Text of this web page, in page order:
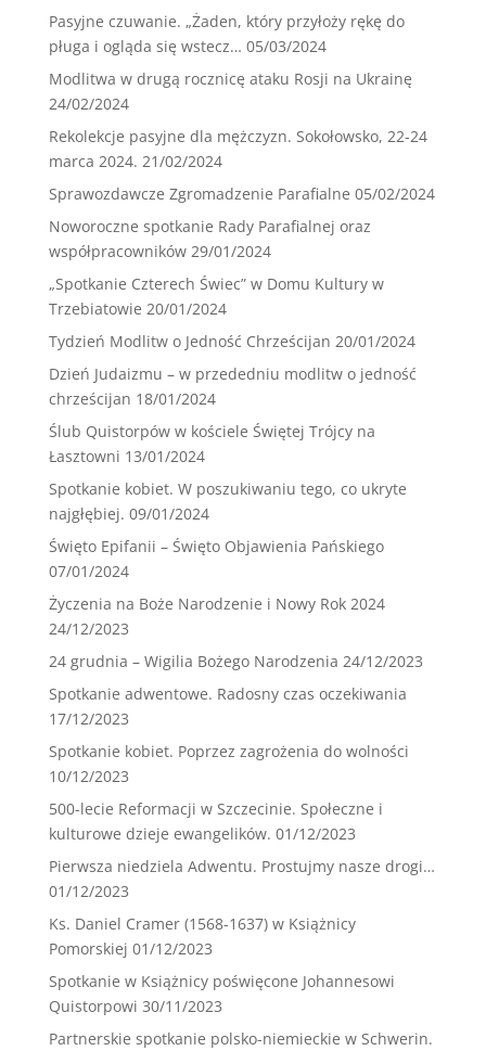
Pasyjne czuwanie. „Żaden, który przyłoży rękę do
pługa i ogląda się wstecz… 05/03/2024
Modlitwa w drugą rocznicę ataku Rosji na Ukrainę
24/02/2024
Rekolekcje pasyjne dla mężczyzn. Sokołowsko, 22-24
marca 2024. 21/02/2024
Sprawozdawcze Zgromadzenie Parafialne 05/02/2024
Noworoczne spotkanie Rady Parafialnej oraz
współpracowników 29/01/2024
„Spotkanie Czterech Świec” w Domu Kultury w
Trzebiatowie 20/01/2024
Tydzień Modlitw o Jedność Chrześcijan 20/01/2024
Dzień Judaizmu – w przededniu modlitw o jedność
chrześcijan 18/01/2024
Ślub Quistorpów w kościele Świętej Trójcy na
Łasztowni 13/01/2024
Spotkanie kobiet. W poszukiwaniu tego, co ukryte
najgłębiej. 09/01/2024
Święto Epifanii – Święto Objawienia Pańskiego
07/01/2024
Życzenia na Boże Narodzenie i Nowy Rok 2024
24/12/2023
24 grudnia – Wigilia Bożego Narodzenia 24/12/2023
Spotkanie adwentowe. Radosny czas oczekiwania
17/12/2023
Spotkanie kobiet. Poprzez zagrożenia do wolności
10/12/2023
500-lecie Reformacji w Szczecinie. Społeczne i
kulturowe dzieje ewangelików. 01/12/2023
Pierwsza niedziela Adwentu. Prostujmy nasze drogi…
01/12/2023
Ks. Daniel Cramer (1568-1637) w Książnicy
Pomorskiej 01/12/2023
Spotkanie w Książnicy poświęcone Johannesowi
Quistorpowi 30/11/2023
Partnerskie spotkanie polsko-niemieckie w Schwerin.